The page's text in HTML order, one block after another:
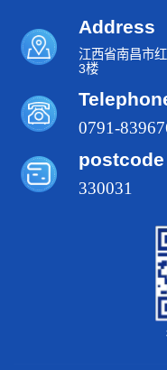
Address
江西省南昌市
3楼
0791-
postcode
330031